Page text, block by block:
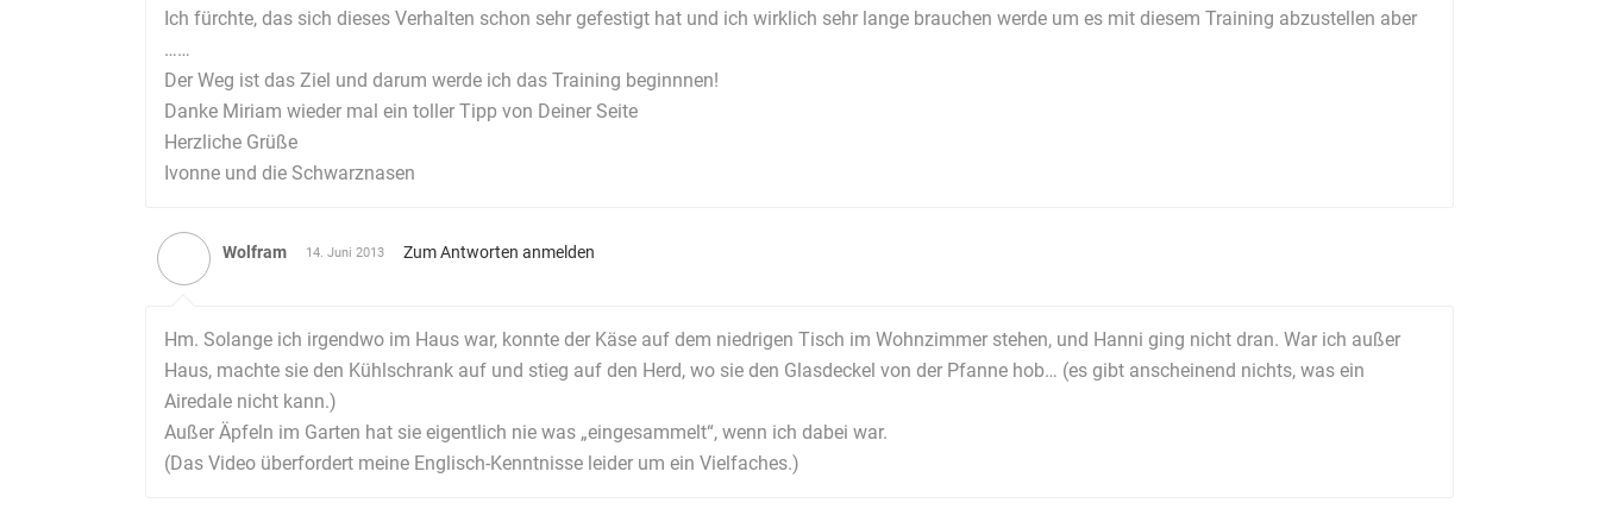
Ich fürchte, das sich dieses Verhalten schon sehr gefestigt hat und ich wirklich sehr lange brauchen werde um es mit diesem Training abzustellen aber
……
Der Weg ist das Ziel und darum werde ich das Training beginnnen!
Danke Miriam wieder mal ein toller Tipp von Deiner Seite
Herzliche Grüße
Ivonne und die Schwarznasen
Wolfram 14. Juni 2013 Zum Antworten anmelden
Hm. Solange ich irgendwo im Haus war, konnte der Käse auf dem niedrigen Tisch im Wohnzimmer stehen, und Hanni ging nicht dran. War ich außer
Haus, machte sie den Kühlschrank auf und stieg auf den Herd, wo sie den Glasdeckel von der Pfanne hob… (es gibt anscheinend nichts, was ein
Airedale nicht kann.)
Außer Äpfeln im Garten hat sie eigentlich nie was „eingesammelt“, wenn ich dabei war.
(Das Video überfordert meine Englisch-Kenntnisse leider um ein Vielfaches.)